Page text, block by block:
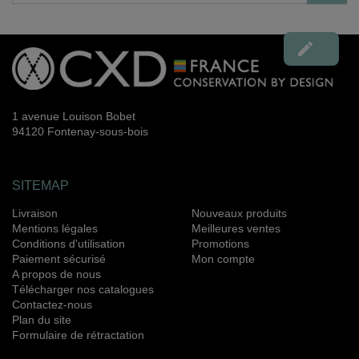

1 avenue Louison Bobet
94120 Fontenay-sous-bois
SITEMAP
Livraison
Mentions légales
Conditions d'utilisation
Paiement sécurisé
A propos de nous
Télécharger nos catalogues
Contactez-nous
Plan du site
Formulaire de rétractation
Nouveaux produits
Meilleures ventes
Promotions
Mon compte